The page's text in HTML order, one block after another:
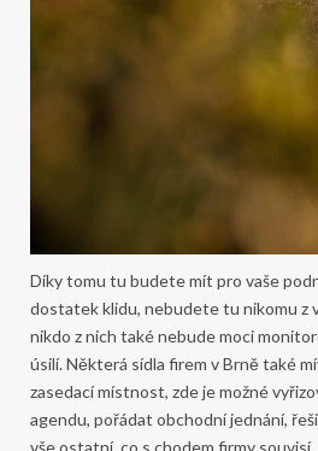
Díky tomu tu budete mít pro vaše
dostatek klidu, nebudete tu nikomu z
nikdo z nich také nebude moci
úsilí.Některá sídla firem v Brně také
zasedací místnost, zde je možné
agendu, pořádat obchodní jednání,
vše ostatní, co s chodem firmy